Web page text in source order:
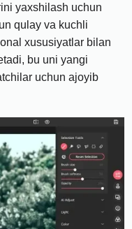
yaxshilash uchun
qulay va kuchli
xususiyatlar bilan
bu uni yangi
uchun ajoyib